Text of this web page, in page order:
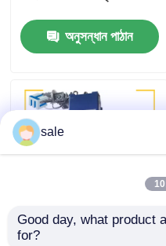
আমাদের সাথে যোগাযোগ করুন
খবর
মামলা
ট্যাংক পোলিশিং মেশিন
অনুসন্ধান পাঠান
গ্রাইন্ডিং ট্যাঙ্ক পলিশিং মেশিন
sale
Good day, what product
for?